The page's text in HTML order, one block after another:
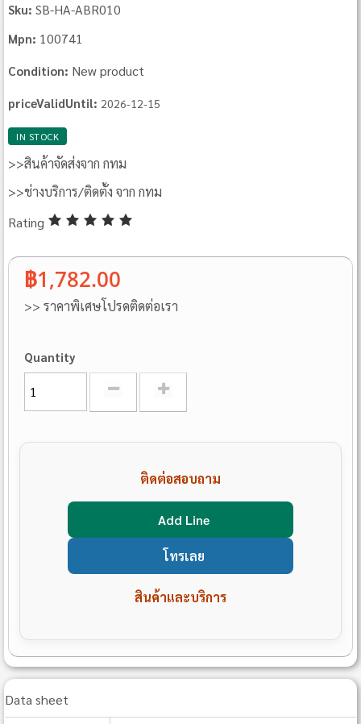
Sku: SB-HA-ABR010
Mpn: 100741
Condition: New product
priceValidUntil: 2026-12-15
IN STOCK
>>สินค้าจัดส่งจาก กทม
>>ช่างบริการ/ติดตั้ง จาก กทม
Rating
฿1,782.00
>> ราคาพิเศษโปรดติดต่อเรา
Quantity
ติดต่อสอบถาม
Add Line
โทรเลย
สินค้าและบริการ
Data sheet